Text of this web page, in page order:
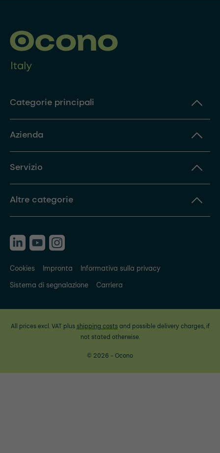
Categorie principali
Azienda
Servizio
Altre categorie
Cookies Impronta
Informativa sulla privacy
Sistema di segnalazione
Carriera
All prices excl. VAT plus shipping costsand possible delivery charges, if
not stated otherwise.
© 2026 - Ocono